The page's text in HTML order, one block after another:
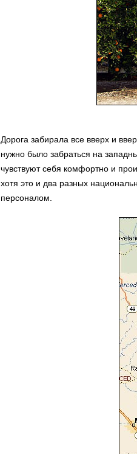
Дорога забирала все вверх и
нужно было забраться на
чувствуют себя комфортно и
хотя это и два разных
персоналом.